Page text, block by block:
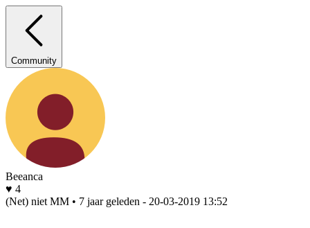
Community
Beeanca
♥ 4
(Net) niet MM • 7 jaar geleden - 20-03-2019 13:52